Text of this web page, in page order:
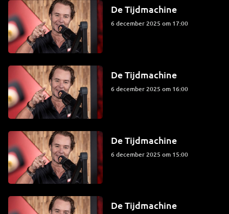
De Tijdmachine
6 december 2025 om 17:00
De Tijdmachine
6 december 2025 om 16:00
De Tijdmachine
6 december 2025 om 15:00
De Tijdmachine